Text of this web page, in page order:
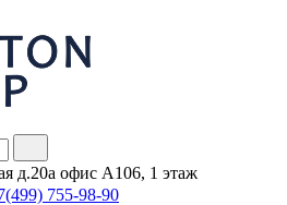
д.20а офис А106, 1 этаж
755-98-90